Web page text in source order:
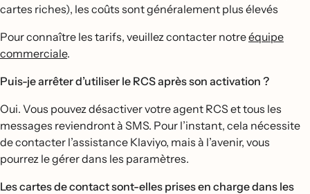
cartes riches), les coûts sont généralement plus élevés
Pour connaître les tarifs, veuillez contacter notreéquipe
commerciale.
Puis-je arrêter d’utiliser le RCS après son activation ?
Oui. Vous pouvez désactiver votre agent RCS et tous les
messages reviendront à SMS. Pour l’instant, cela nécessite
de contacter l’assistance Klaviyo, mais à l’avenir, vous
pourrez le gérer dans les paramètres.
Les cartes de contact sont-elles prises en charge dans les